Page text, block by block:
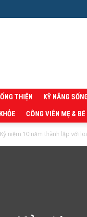
THIỆN KỸ NĂNG
CÔNG VIÊN MẸ & BÉ
niệm 10 năm thành lập với